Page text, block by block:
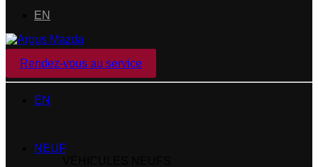
EN
Rendez-vous au service
EN
NEUF